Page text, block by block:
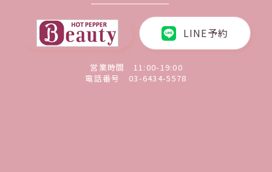
LINE予約
営業時間 11:00-19:00
電話番号 03-6434-5578